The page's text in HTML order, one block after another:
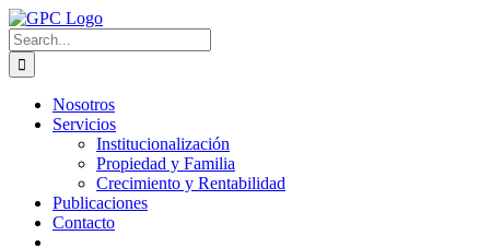
Skip
to
content
Search
for:
Nosotros
Servicios
Institucionalización
Propiedad y Familia
Crecimiento y Rentabilidad
Publicaciones
Contacto